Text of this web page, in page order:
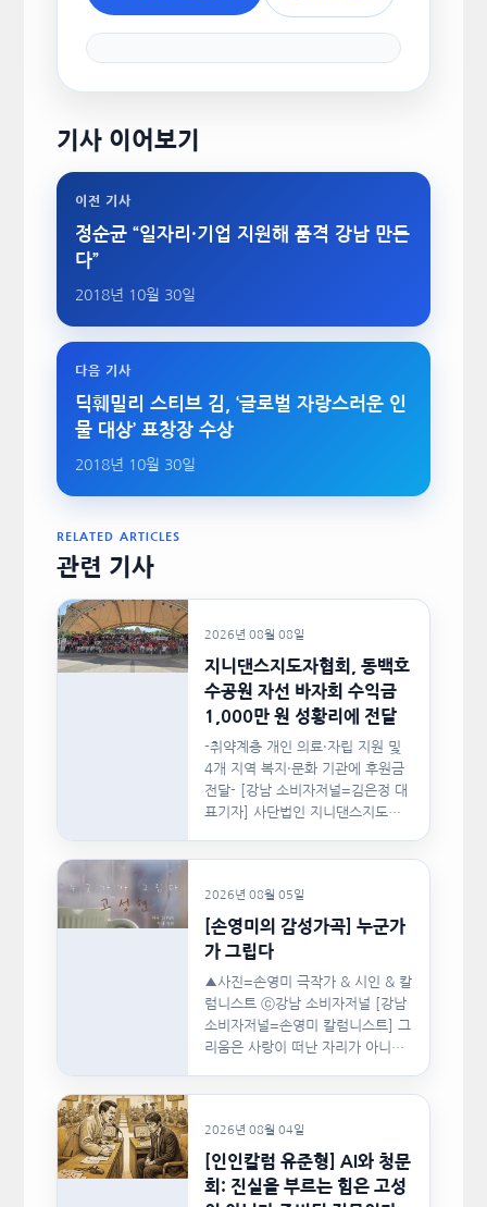
기사 이어보기
이전 기사
정순균 “일자리·기업 지원해 품격 강남 만든
다”
2018년 10월 30일
다음 기사
딕훼밀리 스티브 김, ‘글로벌 자랑스러운 인
물 대상’ 표창장 수상
2018년 10월 30일
RELATED ARTICLES
관련 기사
2026년 08월 08일
지니댄스지도자협회, 동백호
수공원 자선 바자회 수익금
1,000만 원 성황리에 전달
-취약계층 개인 의료·자립 지원 및
4개 지역 복지·문화 기관에 후원금
전달- [강남 소비자저널=김은정 대
표기자] 사단법인 지니댄스지도자
지난…
2026년 08월 05일
[손영미의 감성가곡] 누군가
가 그립다
▲사진=손영미 극작가 & 시인 & 칼
럼니스트 ⓒ강남 소비자저널 [강남
소비자저널=손영미 칼럼니스트] 그
리움은 사랑이 떠난 자리가 아니라,
2026년 08월 04일
[인인칼럼 유준형] AI와 청문
회: 진실을 부르는 힘은 고성